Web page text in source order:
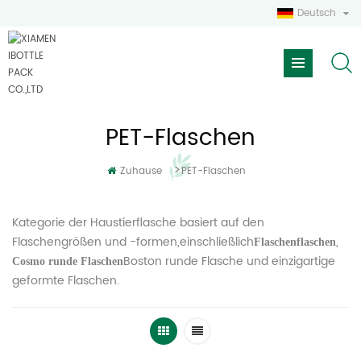
Deutsch
PET-Flaschen
Zuhause >PET-Flaschen
Kategorie der Haustierflasche basiert auf den
Flaschengrößen und -formen,einschließlichFlaschenflaschen,
Cosmo runde FlaschenBoston runde Flasche und einzigartige
geformte Flaschen.